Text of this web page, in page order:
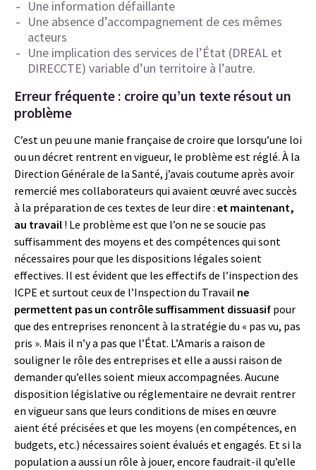
Une information défaillante
Une absence d’accompagnement de ces mêmes
acteurs
Une implication des services de l’État (DREAL et
DIRECCTE) variable d’un territoire à l’autre.
Erreur fréquente : croire qu’un texte résout un
problème
C’est un peu une manie française de croire que lorsqu’une loi
ou un décret rentrent en vigueur, le problème est réglé. À la
Direction Générale de la Santé, j’avais coutume après avoir
remercié mes collaborateurs qui avaient œuvré avec succès
à la préparation de ces textes de leur dire : et maintenant,
au travail ! Le problème est que l’on ne se soucie pas
suffisamment des moyens et des compétences qui sont
nécessaires pour que les dispositions légales soient
effectives. Il est évident que les effectifs de l’inspection des
ICPE et surtout ceux de l’Inspection du Travail ne
permettent pas un contrôle suffisamment dissuasif pour
que des entreprises renoncent à la stratégie du « pas vu, pas
pris ». Mais il n’y a pas que l’État. L’Amaris a raison de
souligner le rôle des entreprises et elle a aussi raison de
demander qu’elles soient mieux accompagnées. Aucune
disposition législative ou réglementaire ne devrait rentrer
en vigueur sans que leurs conditions de mises en œuvre
aient été précisées et que les moyens (en compétences, en
budgets, etc.) nécessaires soient évalués et engagés. Et si la
population a aussi un rôle à jouer, encore faudrait-il qu’elle